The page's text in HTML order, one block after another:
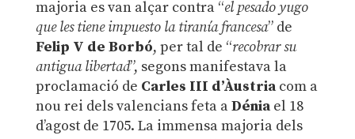
majoria es van alçar contra “el pesado yugo
que les tiene impuesto la tiranía francesa” de
Felip V de Borbó, per tal de “recobrar su
antigua libertad”, segons manifestava la
proclamació de Carles III d’Àustriacom a
nou rei dels valencians feta aDéniael 18
d’agost de 1705. La immensa majoria dels